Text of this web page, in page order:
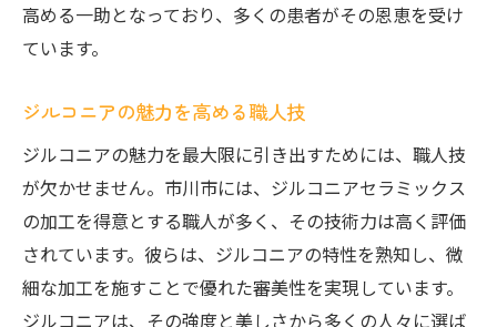
高める一助となっており、多くの患者がその恩恵を受け
ています。
ジルコニアの魅力を高める職人技
ジルコニアの魅力を最大限に引き出すためには、職人技
が欠かせません。市川市には、ジルコニアセラミックス
の加工を得意とする職人が多く、その技術力は高く評価
されています。彼らは、ジルコニアの特性を熟知し、微
細な加工を施すことで優れた審美性を実現しています。
ジルコニアは、その強度と美しさから多くの人々に選ば